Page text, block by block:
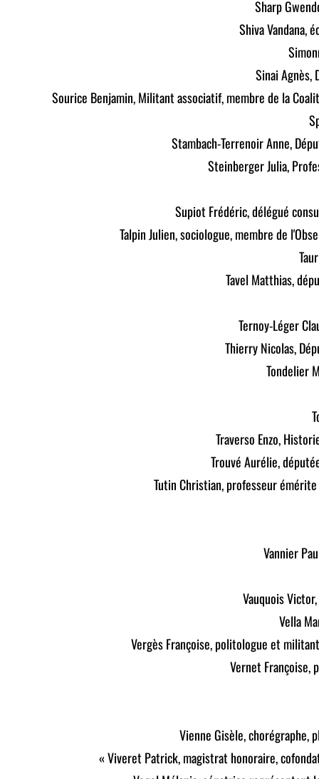
Sharp
Shiva Vandana,
Sinai
Sourice Benjamin, Militant associatif, membre de la
Stambach-Terrenoir Anne,
Steinberger Julia,
Supiot Frédéric, délégué
TalpinJulien, sociologue, membre de
Tavel Matthias,
Ternoy-Léger
Thierry Nicolas,
Tondelier
Traverso Enzo,
Trouvé Aurélie,
Tutin Christian, professeur
Vannier
Vauquois
Vella
Vergès Françoise, politologue et
Vernet Françoise,
Vienne Gisèle, chorégraphe,
Viveret Patrick, magistrat honoraire,